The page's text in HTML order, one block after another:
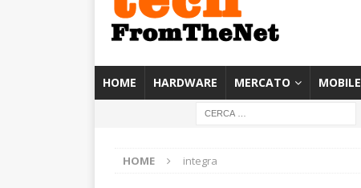
HOME HARDWARE MERCATO MOBILE
HOME integra